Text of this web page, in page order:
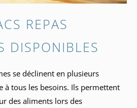
REPAS
DISPONIBLES
se déclinent en plusieurs
à tous les besoins. Ils permettent
des aliments lors des